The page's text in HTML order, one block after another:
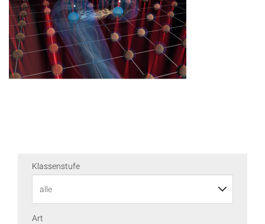
Klassenstufe
Art